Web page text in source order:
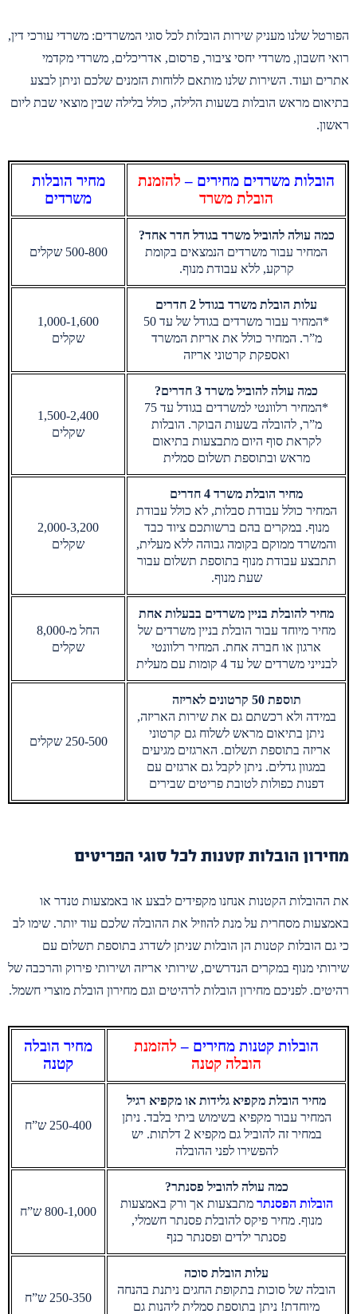
הפורטל שלנו מעניק שירות הובלות לכל סוגי המשרדים: משרדי עורכי דין,
רואי חשבון, משרדי יחסי ציבור, פרסום, אדריכלים, משרדי מקדמי
אתרים ועוד. השירות שלנו מותאם ללוחות הזמנים שלכם וניתן לבצע
בתיאום מראש הובלות בשעות הלילה, כולל בלילה שבין מוצאי שבת ליום
ראשון.
הובלות משרדים מחירים – להזמנת
הובלת משרד
מחיר הובלות
משרדים
כמה עולה להוביל משרד בגודל חדר אחד?
המחיר עבור משרדים הנמצאים בקומת
קרקע, ללא עבודת מנוף.
500-800 שקלים
עלות הובלת משרד בגודל 2 חדרים
*המחיר עבור משרדים בגודל של עד 50
מ”ר. המחיר כולל את אריזת המשרד
ואספקת קרטוני אריזה
1,000-1,600
שקלים
כמה עולה להוביל משרד 3 חדרים?
*המחיר רלוונטי למשרדים בגודל עד 75
מ”ר, להובלה בשעות הבוקר. הובלות
לקראת סוף היום מתבצעות בתיאום
מראש ובתוספת תשלום סמלית
1,500-2,400
שקלים
מחיר הובלת משרד 4 חדרים
המחיר כולל עבודת סבלות, לא כולל עבודת
מנוף. במקרים בהם ברשותכם ציוד כבד
והמשרד ממוקם בקומה גבוהה ללא מעלית,
תתבצע עבודת מנוף בתוספת תשלום עבור
שעת מנוף.
2,000-3,200
שקלים
מחיר להובלת בניין משרדים בבעלות אחת
מחיר מיוחד עבור הובלת בניין משרדים של
ארגון או חברה אחת. המחיר רלוונטי
לבנייני משרדים של עד 4 קומות עם מעלית
החל מ-8,000
שקלים
תוספת 50 קרטונים לאריזה
במידה ולא רכשתם גם את שירות האריזה,
ניתן בתיאום מראש לשלוח גם קרטוני
אריזה בתוספת תשלום. הארגזים מגיעים
במגוון גדלים. ניתן לקבל גם ארגזים עם
דפנות כפולות לטובת פריטים שבירים
250-500 שקלים
מחירון הובלות קטנות לכל סוגי הפריטים
את ההובלות הקטנות אנחנו מקפידים לבצע או באמצעות טנדר או
באמצעות מסחרית על מנת להוזיל את ההובלה שלכם עוד יותר. שימו לב
כי גם הובלות קטנות הן הובלות שניתן לשדרג בתוספת תשלום עם
שירותי מנוף במקרים הנדרשים, שירותי אריזה ושירותי פירוק והרכבה של
רהיטים. לפניכם מחירון הובלות לרהיטים וגם מחירון הובלת מוצרי חשמל.
הובלות קטנות מחירים – להזמנת
הובלה קטנה
מחיר הובלה
קטנה
מחיר הובלת מקפיא גלידות או מקפיא רגיל
המחיר עבור מקפיא בשימוש ביתי בלבד. ניתן
במחיר זה להוביל גם מקפיא 2 דלתות. יש
להפשירו לפני ההובלה
250-400 ש”ח
כמה עולה להוביל פסנתר?
הובלות הפסנתר מתבצעות אך ורק באמצעות
מנוף. מחיר פיקס להובלת פסנתר חשמלי,
פסנתר ילדים ופסנתר כנף
800-1,000 ש”ח
עלות הובלת סוכה
הובלה של סוכות בתקופת החגים ניתנת בהנחה
מיוחדת! ניתן בתוספת סמלית ליהנות גם
250-350 ש”ח